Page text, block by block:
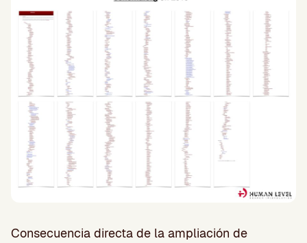
Consecuencia directa de la ampliación de